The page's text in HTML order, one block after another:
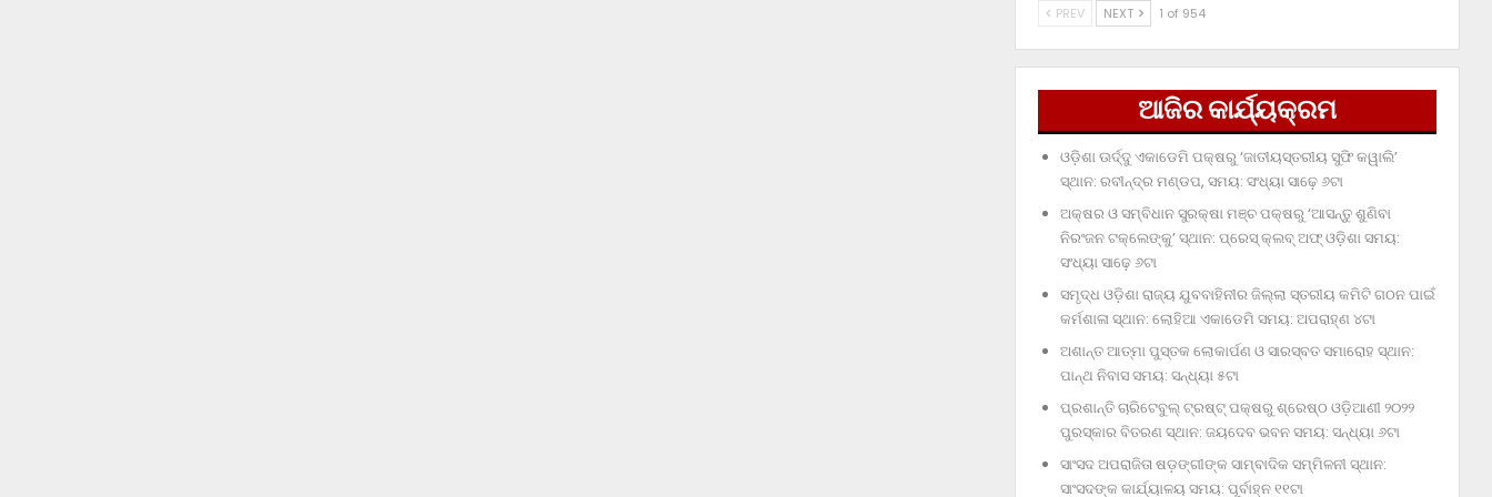
PREV NEXT 1 of 954
ଆଜିର କାର୍ଯ୍ୟକ୍ରମ
ଓଡ଼ିଶା ଊର୍ଦ୍ଦୁ ଏକାଡେମି ପକ୍ଷରୁ ‘ଜାତୀୟସ୍ତରୀୟ ସୁଫି କୱାଲି’
ସ୍ଥାନ: ରବୀନ୍ଦ୍ର ମଣ୍ଡପ, ସମୟ: ସଂଧ୍ୟା ସାଢ଼େ ୬ଟା
ଅକ୍ଷର ଓ ସମ୍ବିଧାନ ସୁରକ୍ଷା ମଞ୍ଚ ପକ୍ଷରୁ ‘ଆସନ୍ତୁ ଶୁଣିବା
ନିରଂଜନ ଟକ୍‌ଲେଙ୍କୁ’ ସ୍ଥାନ: ପ୍ରେସ୍‌ କ୍ଲବ୍‌ ଅଫ୍‌ ଓଡ଼ିଶା ସମୟ:
ସଂଧ୍ୟା ସାଢ଼େ ୬ଟା
ସମୃଦ୍ଧ ଓଡ଼ିଶା ରାଜ୍ୟ ଯୁବବାହିନୀର ଜିଲ୍ଲା ସ୍ତରୀୟ କମିଟି ଗଠନ ପାଇଁ
କର୍ମଶାଳା ସ୍ଥାନ: ଲୋହିଆ ଏକାଡେମି ସମୟ: ଅପରାହ୍‌ଣ ୪ଟା
ଅଶାନ୍ତ ଆତ୍ମା ପୁସ୍ତକ ଲୋକାର୍ପଣ ଓ ସାରସ୍ବତ ସମାରୋହ ସ୍ଥାନ:
ପାନ୍ଥ ନିବାସ ସମୟ: ସନ୍ଧ୍ୟା ୫ଟା
ପ୍ରଶାନ୍ତି ଚାରିଟେବୁଲ୍‌ ଟ୍ରଷ୍ଟ୍‌ ପକ୍ଷରୁ ଶ୍ରେଷ୍ଠ ଓଡ଼ିଆଣୀ ୨୦୨୨
ପୁରସ୍କାର ବିତରଣ ସ୍ଥାନ: ଜୟଦେବ ଭବନ ସମୟ: ସନ୍ଧ୍ୟା ୬ଟା
ସାଂସଦ ଅପରାଜିତା ଷଡ଼ଙ୍ଗୀଙ୍କ ସାମ୍ବାଦିକ ସମ୍ମିଳନୀ ସ୍ଥାନ:
ସାଂସଦଙ୍କ କାର୍ଯ୍ୟାଳୟ ସମୟ: ପୂର୍ବାହ୍ନ ୧୧ଟା